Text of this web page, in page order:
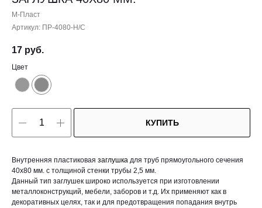
М-Пласт
Артикул: ПР-4080-Н/С
17 руб.
Цвет
КУПИТЬ
Внутренняя пластиковая заглушка для труб прямоугольного сечения
40х80 мм. с толщиной стенки трубы 2,5 мм.
Данный тип заглушек широко используется при изготовлении
металлоконструкций, мебели, заборов и т.д. Их применяют как в
декоративных целях, так и для предотвращения попадания внутрь